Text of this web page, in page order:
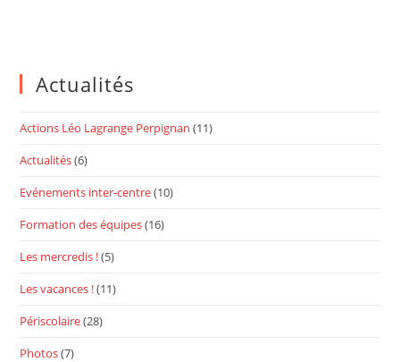
Actualités
Actions Léo Lagrange Perpignan (11)
Actualités(6)
Evénements inter-centre(10)
Formation des équipes(16)
Les mercredis !(5)
Les vacances !(11)
Périscolaire(28)
Photos(7)